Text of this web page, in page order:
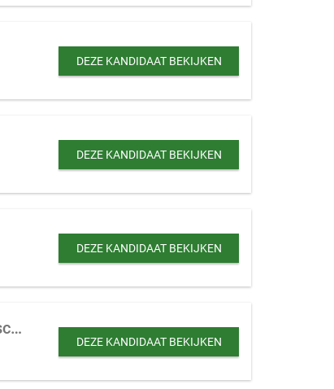
DEZE KANDIDAAT BEKIJKEN
DEZE KANDIDAAT BEKIJKEN
DEZE KANDIDAAT BEKIJKEN
Investeerder zoekt sporthal, tennishal of project met sportbestemming (1800m2 geschikt voor o.a. padel)
DEZE KANDIDAAT BEKIJKEN